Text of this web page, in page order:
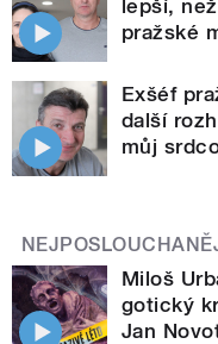
lepší,
pražské
Exšéf
další
můj
Miloš
gotický
Jan